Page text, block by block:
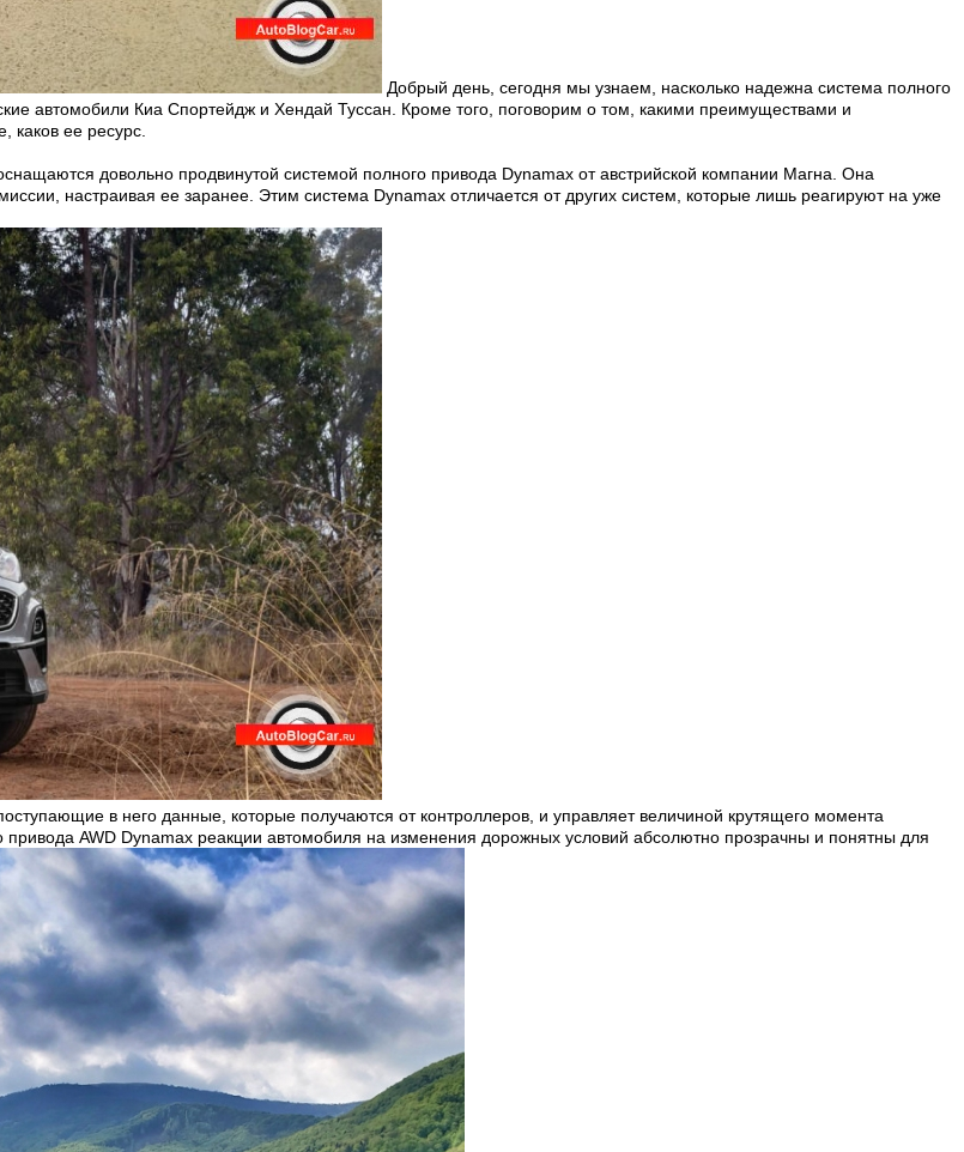
Добрый день, сегодня мы узнаем, насколько надежна система полного
автомобили Киа Спортейдж и Хендай Туссан. Кроме того, поговорим о том, какими преимуществами и
каков ее ресурс.
довольно продвинутой системой полного привода Dynamax от австрийской компании Магна . Она
настраивая ее заранее. Этим система Dynamax отличается от других систем, которые лишь реагируют на уже
в него данные, которые получаются от контроллеров, и управляет величиной крутящего момента
привода AWD Dynamax реакции автомобиля на изменения дорожных условий абсолютно прозрачны и понятны для